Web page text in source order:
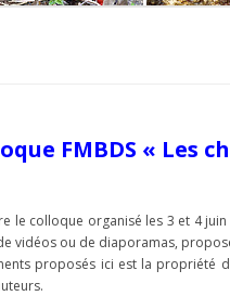
FMBDS « Les
le colloque organisé les 3 et 4
vidéos ou de diaporamas,
proposés ici est la propriété